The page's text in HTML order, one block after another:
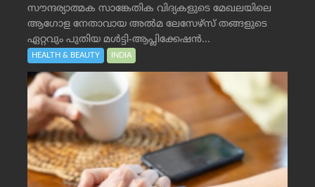
സൗന്ദര്യാത്മക സാങ്കേതിക വിദ്യകളുടെ മേഖലയിലെ
ആഗോള നേതാവായ അൽമ ലേസേഴ്സ് തങ്ങളുടെ
ഏറ്റവും പുതിയ മൾട്ടി-ആപ്ലിക്കേഷൻ...
HEALTH & BEAUTY INDIA